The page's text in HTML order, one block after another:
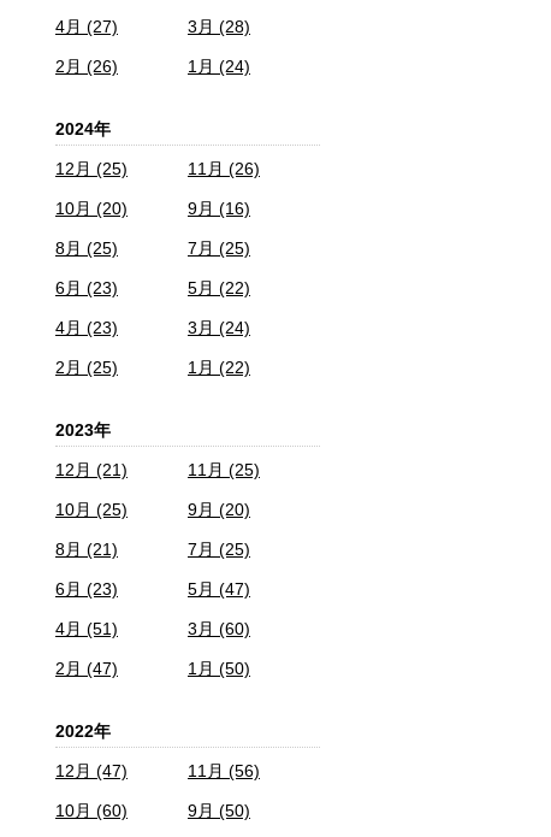
4月 (27) 3月 (28)
2月 (26) 1月 (24)
2024年
12月 (25) 11月 (26)
10月 (20) 9月 (16)
8月 (25) 7月 (25)
6月 (23) 5月 (22)
4月 (23) 3月 (24)
2月 (25) 1月 (22)
2023年
12月 (21) 11月 (25)
10月 (25) 9月 (20)
8月 (21) 7月 (25)
6月 (23) 5月 (47)
4月 (51) 3月 (60)
2月 (47) 1月 (50)
2022年
12月 (47) 11月 (56)
10月 (60) 9月 (50)